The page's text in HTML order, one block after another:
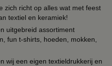
zich richt op alles wat met feest
textiel en keramiek!
uitgebreid assortiment
fun t-shirts, hoeden, mokken,
wij een eigen textieldrukkerij en